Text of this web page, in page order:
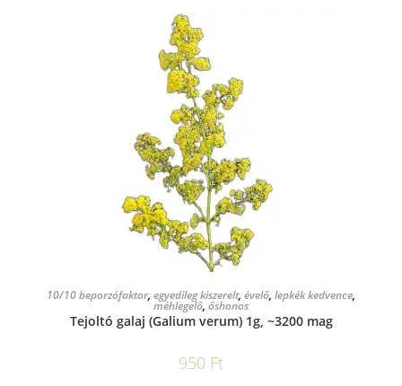
KOSÁRBA TESZEM
10/10 beporzófaktor, egyedileg kiszerelt, évelő, lepkék kedvence,
méhlegelő, őshonos
Tejoltó galaj (Galium verum) 1g, ~3200 mag
950 Ft